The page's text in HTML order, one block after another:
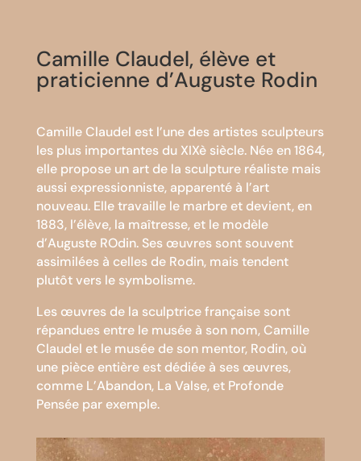
Camille Claudel, élève et
praticienne d’Auguste Rodin
Camille Claudel est l’une des artistes sculpteurs
les plus importantes du XIXè siècle. Née en 1864,
elle propose un art de la sculpture réaliste mais
aussi expressionniste, apparenté à l’art
nouveau. Elle travaille le marbre et devient, en
1883, l’élève, la maîtresse, et le modèle
d’Auguste ROdin. Ses œuvres sont souvent
assimilées à celles de Rodin, mais tendent
plutôt vers le symbolisme.
Les œuvres de la sculptrice française sont
répandues entre le musée à son nom, Camille
Claudel et le musée de son mentor, Rodin, où
une pièce entière est dédiée à ses œuvres,
comme L’Abandon, La Valse, et Profonde
Pensée par exemple.